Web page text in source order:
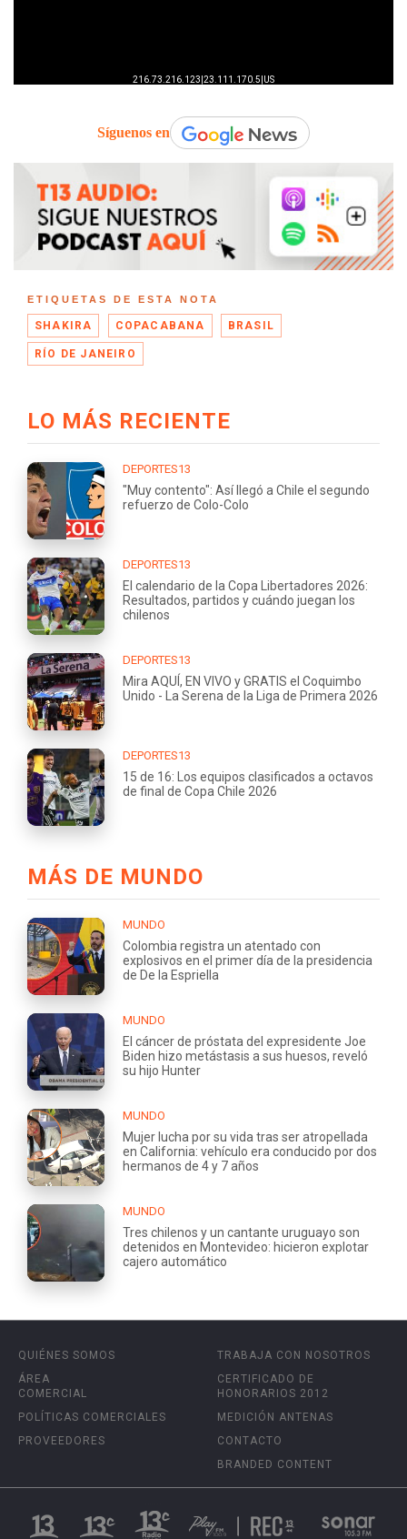
Síguenos en
ETIQUETAS DE ESTA NOTA
SHAKIRA COPACABANA BRASIL
RÍO DE JANEIRO
LO MÁS RECIENTE
DEPORTES13
"Muy contento": Así llegó a Chile el segundo
refuerzo de Colo-Colo
DEPORTES13
El calendario de la Copa Libertadores 2026:
Resultados, partidos y cuándo juegan los
chilenos
DEPORTES13
Mira AQUÍ, EN VIVO y GRATIS el Coquimbo
Unido - La Serena de la Liga de Primera 2026
DEPORTES13
15 de 16: Los equipos clasificados a octavos
de final de Copa Chile 2026
MÁS DE MUNDO
MUNDO
Colombia registra un atentado con
explosivos en el primer día de la presidencia
de De la Espriella
MUNDO
El cáncer de próstata del expresidente Joe
Biden hizo metástasis a sus huesos, reveló
su hijo Hunter
MUNDO
Mujer lucha por su vida tras ser atropellada
en California: vehículo era conducido por dos
hermanos de 4 y 7 años
MUNDO
Tres chilenos y un cantante uruguayo son
detenidos en Montevideo: hicieron explotar
cajero automático
QUIÉNES SOMOS
ÁREA
COMERCIAL
POLÍTICAS COMERCIALES
PROVEEDORES
TRABAJA CON NOSOTROS
CERTIFICADO DE
HONORARIOS 2012
MEDICIÓN ANTENAS
CONTACTO
BRANDED CONTENT